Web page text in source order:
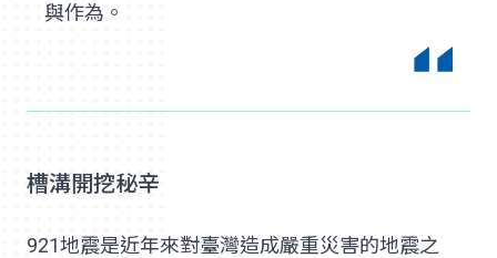
與作為。
槽溝開挖秘辛
921地震是近年來對臺灣造成嚴重災害的地震之